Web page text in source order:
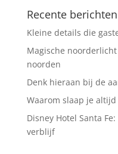
Recente berichten
Kleine details die
Magische
noorden
Denk hieraan bij de
Waarom slaap je
Disney Hotel Santa
verblijf